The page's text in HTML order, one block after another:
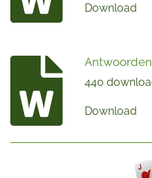
Download
440
Download